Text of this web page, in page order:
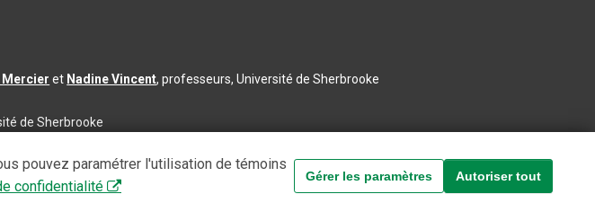
Mercier et Nadine Vincent, professeurs, Université de Sherbrooke
de Sherbrooke
pouvez paramétrer l'utilisation de témoins
confidentialité
Gérer les paramètres Autoriser tout